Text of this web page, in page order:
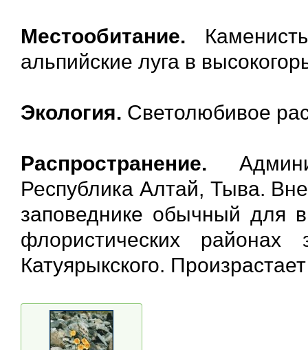
Местообитание.
альпийские луга в
Экология. Светолюбивое
Распространение.
Республика Алтай, Тыва.
заповеднике обычный для
флористических районах
Катуярыкского.